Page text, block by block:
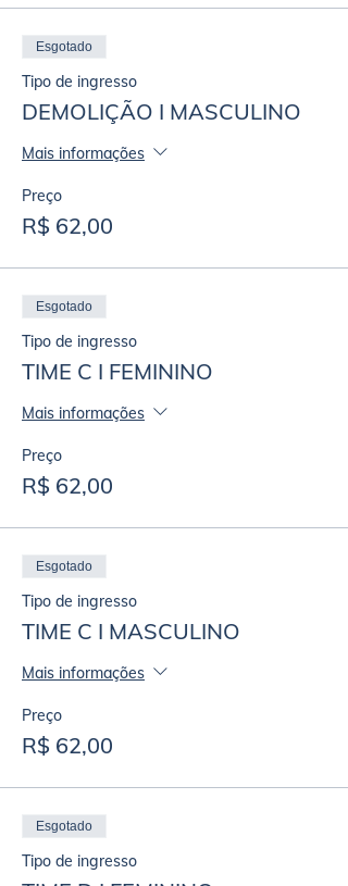
Esgotado
Tipo de ingresso
DEMOLIÇÃO I MASCULINO
Mais informações
Preço
R$ 62,00
Esgotado
Tipo de ingresso
TIME C I FEMININO
Mais informações
Preço
R$ 62,00
Esgotado
Tipo de ingresso
TIME C I MASCULINO
Mais informações
Preço
R$ 62,00
Esgotado
Tipo de ingresso